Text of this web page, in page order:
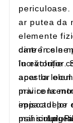
periculoase. Se
ar putea da
elemente
care în sine prezintă un risc pentru siguranța
lucrătorilor.
acestor
privire la
episoadelor riscante. De
mai simplu
Siguranța la locul de muncă este una
dintre cele mai
în evoluție
apar la
mai concentrează exclusiv pe sănătatea fizică, ci și pe
impactul pe care mediul de lucru îl
psihicului. Pilonul
Legea se ocupa de identificarea factorilor de